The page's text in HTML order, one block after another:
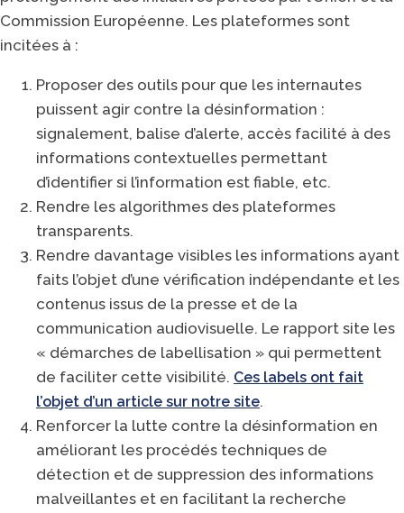
Commission Européenne. Les plateformes sont
incitées à :
Proposer des outils pour que les internautes
puissent agir contre la désinformation :
signalement, balise d’alerte, accès facilité à des
informations contextuelles permettant
d’identifier si l’information est fiable, etc.
Rendre les algorithmes des plateformes
transparents.
Rendre davantage visibles les informations ayant
faits l’objet d’une vérification indépendante et les
contenus issus de la presse et de la
communication audiovisuelle. Le rapport site les
« démarches de labellisation » qui permettent
de faciliter cette visibilité. Ces labels ont fait
l’objet d’un article sur notre site.
Renforcer la lutte contre la désinformation en
améliorant les procédés techniques de
détection et de suppression des informations
malveillantes et en facilitant la recherche